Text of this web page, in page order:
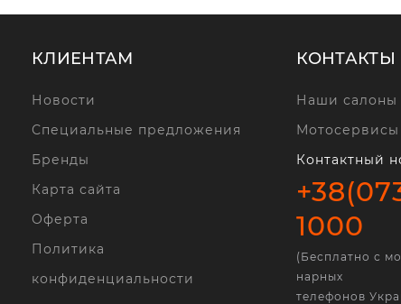
КЛИЕНТАМ
Новости
Специальные предложения
Бренды
Карта сайта
Оферта
Политика
конфиденциальности
КОНТАКТЫ
Наши салоны
Мотосервисы
Контактный
1000
(Бесплатно с
нарных
телефонов